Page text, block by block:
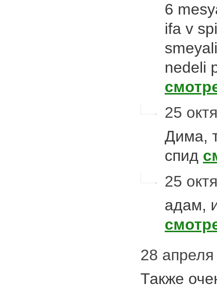
6
ifa v
nedeli
25
Дима,
спид
25
адам,
28
Также